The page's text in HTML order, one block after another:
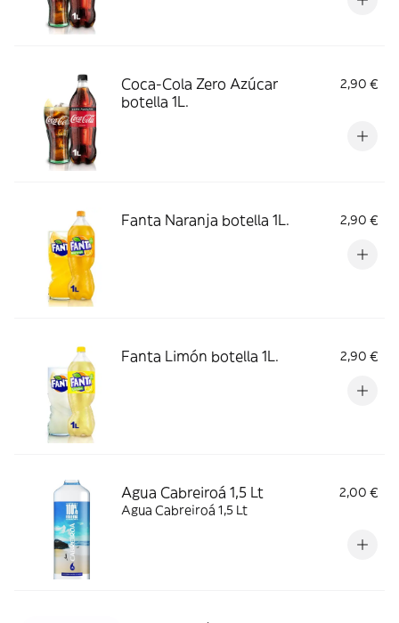
Coca-Cola Zero Azúcar
botella 1L.
2,90 €
Fanta Naranja botella 1L. 2,90 €
Fanta Limón botella 1L. 2,90 €
Agua Cabreiroá 1,5 Lt
2,00 €
Agua Cabreiroá 1,5 Lt